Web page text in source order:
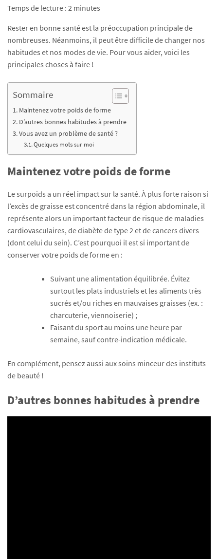
Temps de lecture : 2 minutes
Rester en bonne santé est la préoccupation principale de
nombreuses. Néanmoins, il peut être difficile de changer nos
habitudes et nos modes de vie. Pour vous aider, voici les
principales choses à faire !
Sommaire
Maintenez votre poids de forme
D’autres bonnes habitudes à prendre
Vous avez un problème de santé ?
Quelques mots sur moi
Maintenez votre poids de forme
Le surpoids a un réel impact sur la santé. À plus forte raison si
l’excès de graisse est concentré dans la région abdominale, il
représente alors un important facteur de risque de maladies
cardiovasculaires, de diabète de type 2 et de cancers divers
(dont celui du sein). C’est pourquoi il est si important de
conserver votre poids de forme en :
Suivant une alimentation équilibrée. Évitez
surtout les plats industriels et les aliments très
sucrés et/ou riches en mauvaises graisses (ex. :
charcuterie, viennoiserie) ;
Faisant du sport au moins une heure par
semaine, sauf contre-indication médicale.
En complément, pensez aussi aux soins minceur des instituts
de beauté !
D’autres bonnes habitudes à prendre